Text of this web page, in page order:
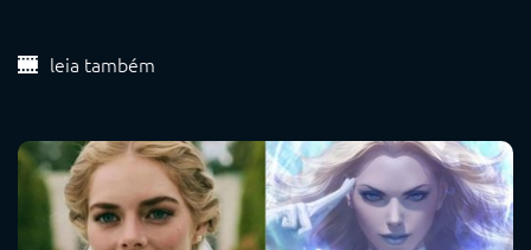
leia também